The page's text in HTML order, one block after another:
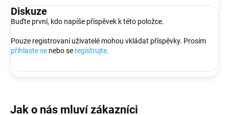
Diskuze
Buďte první, kdo napíše příspěvek k této položce.
Pouze registrovaní uživatelé mohou vkládat příspěvky. Prosím
přihlaste se nebo se registrujte.